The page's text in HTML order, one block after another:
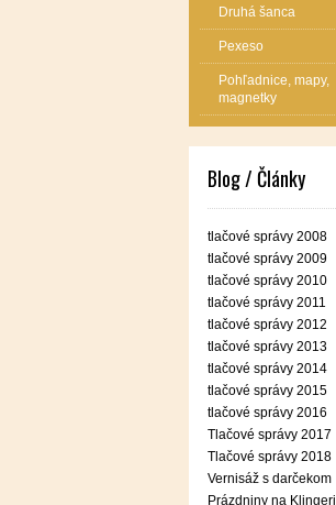
Druhá šanca
Pexeso
Pohľadnice, mapy,
magnetky
Blog / Články
tlačové správy 2008
tlačové správy 2009
tlačové správy 2010
tlačové správy 2011
tlačové správy 2012
tlačové správy 2013
tlačové správy 2014
tlačové správy 2015
tlačové správy 2016
Tlačové správy 2017
Tlačové správy 2018
Vernisáž s darčekom
Prázdniny na Klingeri